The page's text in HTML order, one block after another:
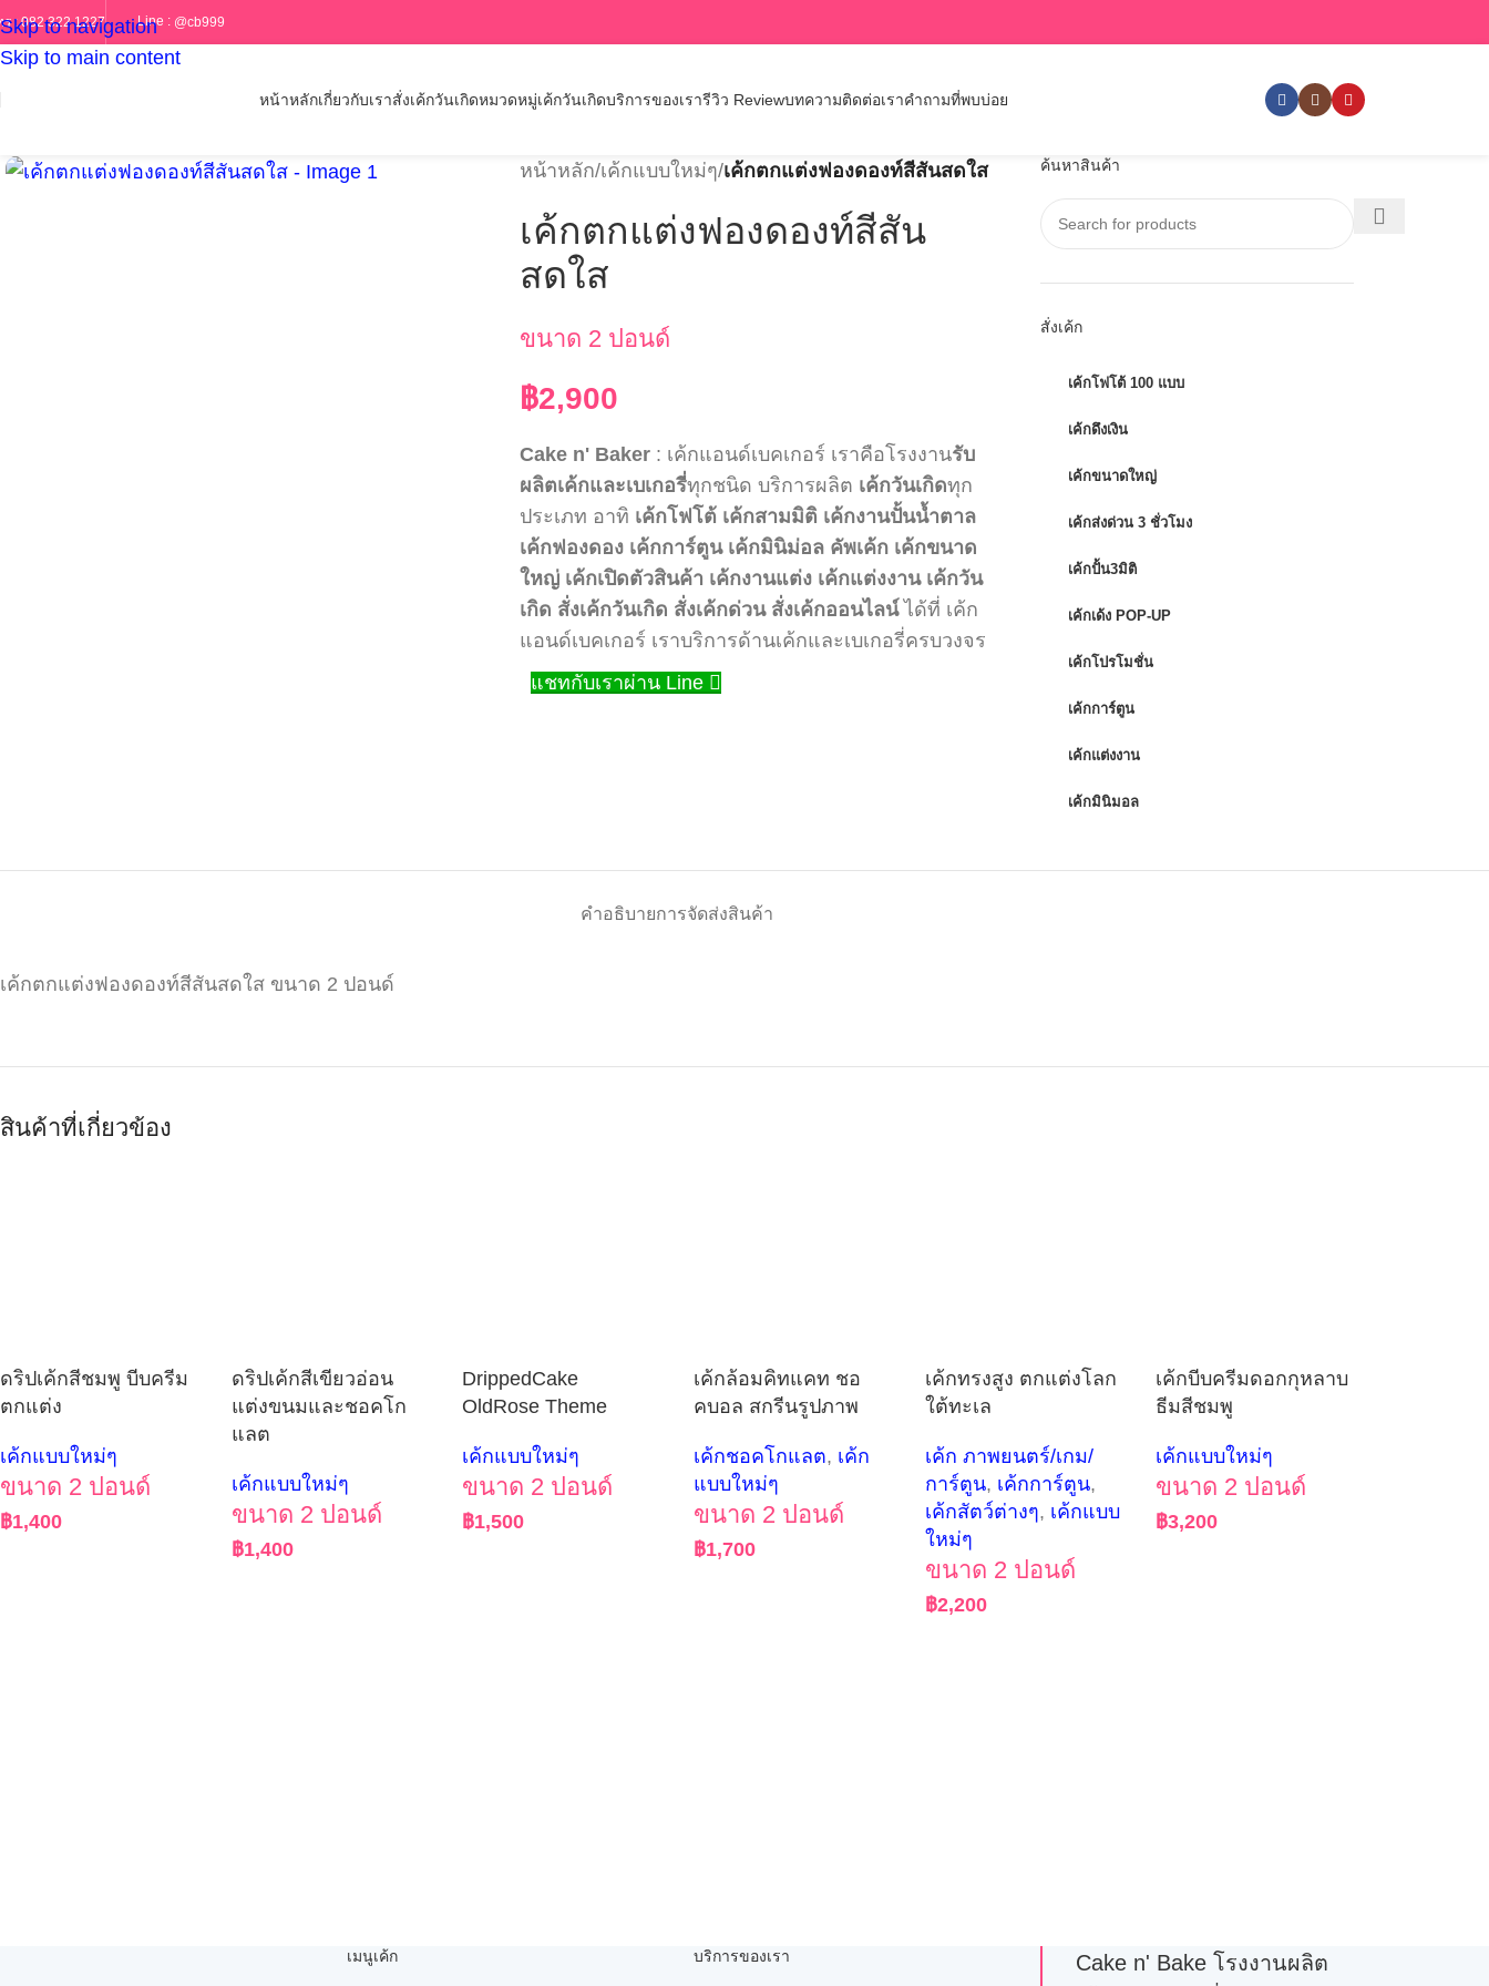
Skip to navigation
Skip to main content
ร : 082 322 1227 Line : @cb999
หน้าหลักเกี่ยวกับเราสั่งเค้กวันเกิดหมวดหมู่เค้กวันเกิดบริการของเรารีวิว Reviewบทความติดต่อเราคำถามที่พบบ่อย
หน้าหลัก/เค้กแบบใหม่ๆ/เค้กตกแต่งฟองดองท์สีสันสดใส
เค้กตกแต่งฟองดองท์สีสัน
สดใส
ขนาด 2 ปอนด์
฿2,900
Cake n' Baker : เค้กแอนด์เบคเกอร์ เราคือโรงงานรับ
ผลิตเค้กและเบเกอรี่ทุกชนิด บริการผลิต เค้กวันเกิดทุก
ประเภท อาทิ เค้กโฟโต้ เค้กสามมิติ เค้กงานปั้นน้ำตาล
เค้กฟองดอง เค้กการ์ตูน เค้กมินิม่อล คัพเค้ก เค้กขนาด
ใหญ่ เค้กเปิดตัวสินค้า เค้กงานแต่ง เค้กแต่งงาน เค้กวัน
เกิด สั่งเค้กวันเกิด สั่งเค้กด่วน สั่งเค้กออนไลน์ได้ที่ เค้ก
แอนด์เบคเกอร์ เราบริการด้านเค้กและเบเกอรี่ครบวงจร
แชทกับเราผ่าน Line
ค้นหาสินค้า
สั่งเค้ก
เค้กโฟโต้ 100 แบบ
เค้กดึงเงิน
เค้กขนาดใหญ่
เค้กส่งด่วน 3 ชั่วโมง
เค้กปั้น3มิติ
เค้กเด้ง POP-UP
เค้กโปรโมชั่น
เค้กการ์ตูน
เค้กแต่งงาน
เค้กมินิมอล
คำอธิบายการจัดส่งสินค้า
เค้กตกแต่งฟองดองท์สีสันสดใส ขนาด 2 ปอนด์
สินค้าที่เกี่ยวข้อง
ดริปเค้กสีชมพู บีบครีม
ตกแต่ง
เค้กแบบใหม่ๆ
ขนาด 2 ปอนด์
฿1,400
ดริปเค้กสีเขียวอ่อน
แต่งขนมและชอคโก
แลต
เค้กแบบใหม่ๆ
ขนาด 2 ปอนด์
฿1,400
DrippedCake
OldRose Theme
เค้กแบบใหม่ๆ
ขนาด 2 ปอนด์
฿1,500
เค้กล้อมคิทแคท ชอ
คบอล สกรีนรูปภาพ
เค้กชอคโกแลต, เค้ก
แบบใหม่ๆ
ขนาด 2 ปอนด์
฿1,700
เค้กทรงสูง ตกแต่งโลก
ใต้ทะเล
เค้ก ภาพยนตร์/เกม/
การ์ตูน, เค้กการ์ตูน,
เค้กสัตว์ต่างๆ, เค้กแบบ
ใหม่ๆ
ขนาด 2 ปอนด์
฿2,200
เค้กบีบครีมดอกกุหลาบ
ธีมสีชมพู
เค้กแบบใหม่ๆ
ขนาด 2 ปอนด์
฿3,200
เมนูเค้ก บริการของเรา
Cake n' Bake โรงงานผลิต